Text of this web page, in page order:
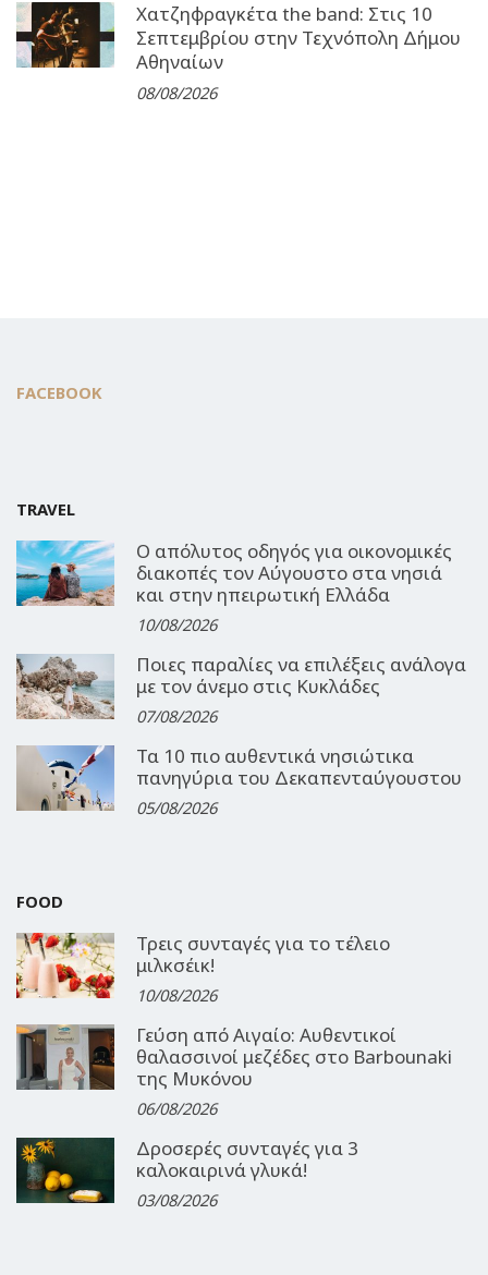
Χατζηφραγκέτα the band: Στις 10
Σεπτεμβρίου στην Τεχνόπολη Δήμου
Αθηναίων
08/08/2026
FACEBOOK
TRAVEL
Ο απόλυτος οδηγός για οικονομικές
διακοπές τον Αύγουστο στα νησιά
και στην ηπειρωτική Ελλάδα
10/08/2026
Ποιες παραλίες να επιλέξεις ανάλογα
με τον άνεμο στις Κυκλάδες
07/08/2026
Τα 10 πιο αυθεντικά νησιώτικα
πανηγύρια του Δεκαπενταύγουστου
05/08/2026
FOOD
Τρεις συνταγές για το τέλειο
μιλκσέικ!
10/08/2026
Γεύση από Αιγαίο: Αυθεντικοί
θαλασσινοί μεζέδες στο Barbounaki
της Μυκόνου
06/08/2026
Δροσερές συνταγές για 3
καλοκαιρινά γλυκά!
03/08/2026